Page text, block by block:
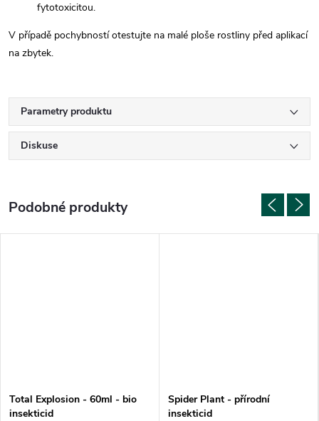
fytotoxicitou.
V případě pochybností otestujte na malé ploše rostliny před aplikací
na zbytek.
Parametry produktu
Diskuse
Total Explosion - 60ml - bio
insekticid
Spider Plant - přírodní
insekticid